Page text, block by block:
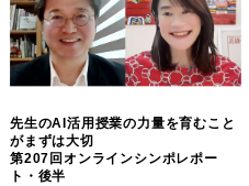
先生のAI活用授業の力量を育むこと
がまずは大切
第207回オンラインシンポレポー
ト・後半